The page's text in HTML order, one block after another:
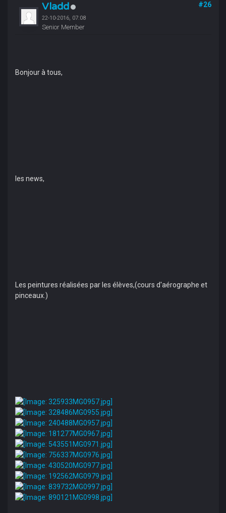
Vladd
22-10-2016, 07:08
Senior Member
#26
Bonjour à tous,
les news,
Les peintures réalisées par les élèves,(cours d'aérographe et
pinceaux.)